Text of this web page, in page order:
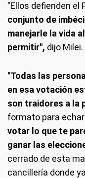
"Ellos defienden el
conjunto de
manejarle la vida
permitir", dijo Milei.
"Todas las
en esa votación
son traidores a la
formato para
votar lo que te
ganar las
cerrado de esta
cancillería donde